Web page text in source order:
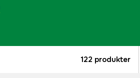
122 produkter